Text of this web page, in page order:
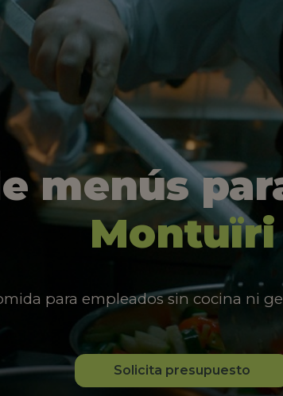
menús
Montuïri
para empleados sin cocina ni
Solicita presupuesto